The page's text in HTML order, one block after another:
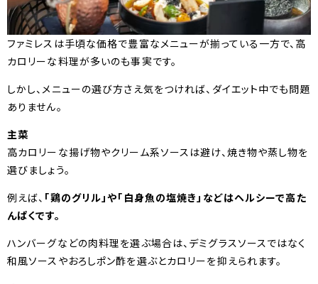
ファミレスは手頃な価格で豊富なメニューが揃っている一方で、高
カロリーな料理が多いのも事実です。
しかし、メニューの選び方さえ気をつければ、ダイエット中でも問題
ありません。
主菜
高カロリーな揚げ物やクリーム系ソースは避け、焼き物や蒸し物を
選びましょう。
例えば、 「鶏のグリル」や「白身魚の塩焼き」などはヘルシーで高た
んぱくです。
ハンバーグなどの肉料理を選ぶ場合は、デミグラスソースではなく
和風ソースやおろしポン酢を選ぶとカロリーを抑えられます。